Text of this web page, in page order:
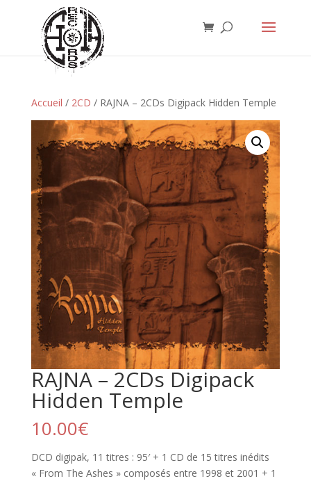
Accueil / 2CD / RAJNA – 2CDs Digipack Hidden Temple
RAJNA – 2CDs Digipack
Hidden Temple
10.00€
DCD digipak, 11 titres : 95′ + 1 CD de 15 titres inédits
« From The Ashes » composés entre 1998 et 2001 + 1